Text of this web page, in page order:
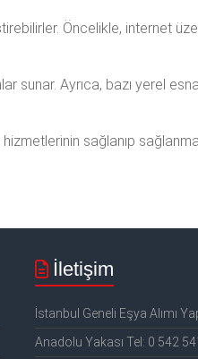
Öncelikle, internet
sunar. Ayrıca, bazı yerel
sağlanıp
İletişim
İstanbul Geneli Eşya Alımı
Anadolu Yakası Tel: 0 542